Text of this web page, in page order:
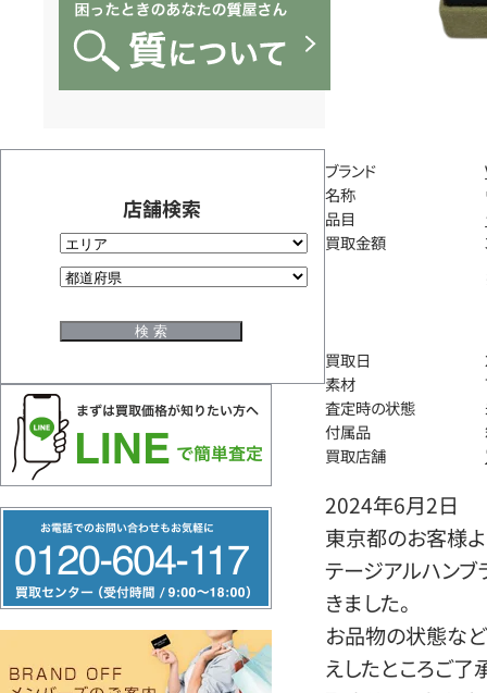
店舗検索
リ
ー
ヤ
ブランド
名称
品目
買取金額
買取日
素材
査定時の状態
付属品
買取店舗
2024年6月2日
東京都のお客様よ
テージアルハン
きました。
お品物の状態など
えしたところご